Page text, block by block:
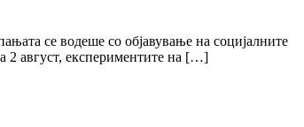
се водеше со објавување на социјалните
2 август, експериментите на […]